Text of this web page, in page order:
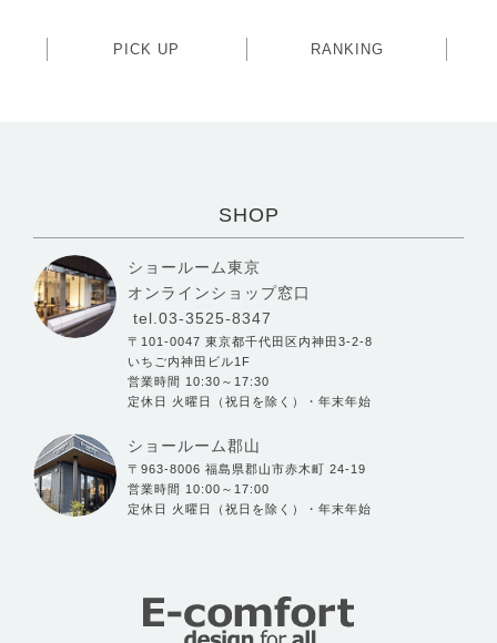
PICK UP RANKING
SHOP
ショールーム東京
オンラインショップ窓口
tel.03-3525-8347
〒101-0047 東京都千代田区内神田3-2-8
いちご内神田ビル1F
営業時間 10:30～17:30
定休日 火曜日（祝日を除く）・年末年始
ショールーム郡山
〒963-8006 福島県郡山市赤木町 24-19
営業時間 10:00～17:00
定休日 火曜日（祝日を除く）・年末年始